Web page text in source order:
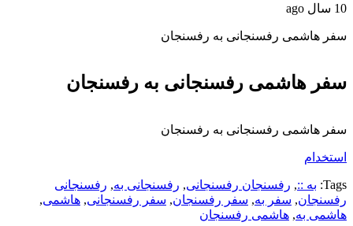
10 سال ago
سفر هاشمی رفسنجانی به رفسنجان
سفر هاشمی رفسنجانی به رفسنجان
سفر هاشمی رفسنجانی به رفسنجان
استخدام
Tags: به ::, رفسنجان رفسنجانی, رفسنجانی به, رفسنجانی
رفسنجان, سفر به, سفر رفسنجان, سفر رفسنجانی, هاشمی,
هاشمی به, هاشمی رفسنجان